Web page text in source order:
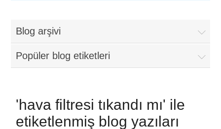
Blog arşivi
Popüler blog etiketleri
'hava filtresi tıkandı mı' ile
etiketlenmiş blog yazıları